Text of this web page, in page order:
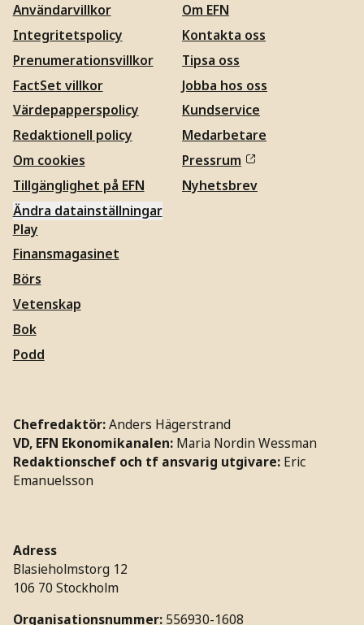
Användarvillkor
Integritetspolicy
Prenumerationsvillkor
FactSet villkor
Värdepapperspolicy
Redaktionell policy
Om cookies
Tillgänglighet på EFN
Ändra datainställningar
Om EFN
Kontakta oss
Tipsa oss
Jobba hos oss
Kundservice
Medarbetare
Pressrum
Nyhetsbrev
Play
Finansmagasinet
Börs
Vetenskap
Bok
Podd
Chefredaktör:Anders Hägerstrand
VD, EFN Ekonomikanalen: Maria Nordin Wessman
Redaktionschef och tf ansvarig utgivare: Eric
Emanuelsson
Adress
Blasieholmstorg 12
106 70 Stockholm
Organisationsnummer: 556930-1608